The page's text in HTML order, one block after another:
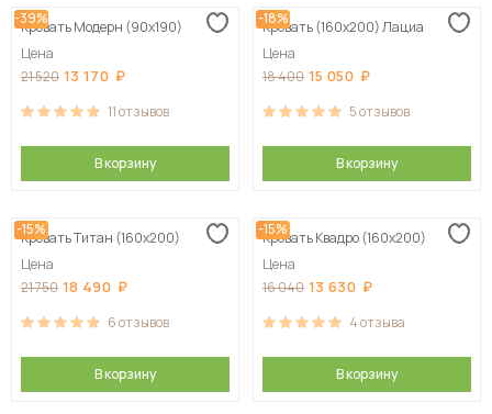
-39%
Кровать Модерн (90х190)
Цена
21 520 13 170
11отзывов
В корзину
-18%
Кровать (160х200) Лациа
Цена
18 400 15 050
5отзывов
В корзину
-15%
Кровать Титан (160х200)
Цена
21 750 18 490
6отзывов
В корзину
-15%
Кровать Квадро (160х200)
Цена
16 040 13 630
4отзыва
В корзину